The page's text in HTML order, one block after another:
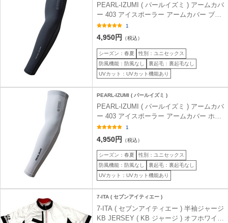
PEARL-IZUMI ( パールイズミ ) アームカバ
ー 403 アイスポーラー アームカバー ブラ
ック XL
1
4,950円 （税込）
シーズン：春夏
性別：ユニセックス
防風機能：防風なし
裏起毛：裏起毛なし
UVカット：UVカット機能あり
PEARL-IZUMI ( パールイズミ )
PEARL-IZUMI ( パールイズミ ) アームカバ
ー 403 アイスポーラー アームカバー ホワ
イト XL
1
4,950円 （税込）
シーズン：春夏
性別：ユニセックス
防風機能：防風なし
裏起毛：裏起毛なし
UVカット：UVカット機能あり
7-ITA ( セブンアイティエー )
7-ITA ( セブンアイティエー ) 半袖ジャージ
KB JERSEY ( KB ジャージ ) オフホワイト